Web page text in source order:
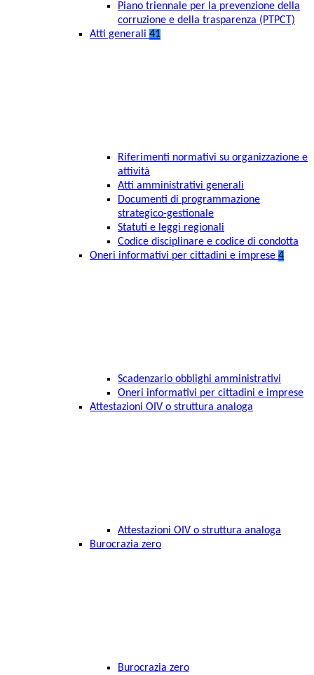
Piano triennale per la prevenzione della
corruzione e della trasparenza (PTPCT)
Atti generali 41
Riferimenti normativi su organizzazione e
attività
Atti amministrativi generali
Documenti di programmazione
strategico-gestionale
Statuti e leggi regionali
Codice disciplinare e codice di condotta
Oneri informativi per cittadini e imprese 4
Scadenzario obblighi amministrativi
Oneri informativi per cittadini e imprese
Attestazioni OIV o struttura analoga
Attestazioni OIV o struttura analoga
Burocrazia zero
Burocrazia zero